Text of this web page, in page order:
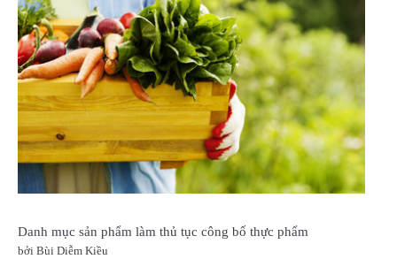
Danh mục sản phẩm làm thủ tục công bố thực phẩm
bởi Bùi Diễm Kiều